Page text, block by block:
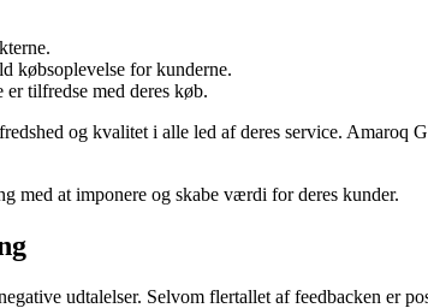
købsoplevelse for kunderne.
tilfredse med deres køb.
og kvalitet i alle led af deres service. Amaroq
med at imponere og skabe værdi for deres kunder.
udtalelser. Selvom flertallet af feedbacken er